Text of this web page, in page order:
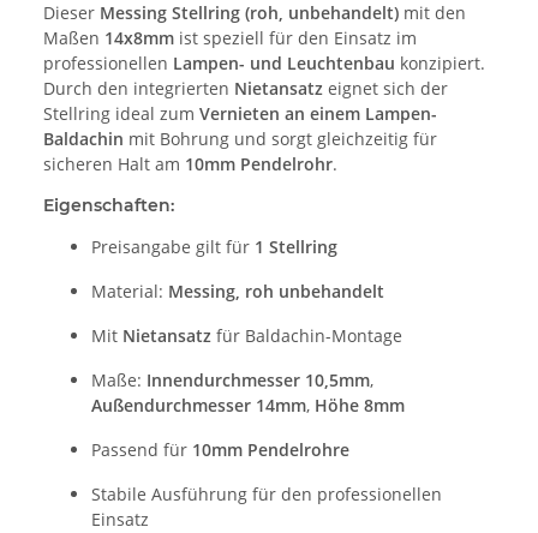
Dieser Messing Stellring (roh, unbehandelt) mit den
Maßen 14x8mm ist speziell für den Einsatz im
professionellen Lampen- und Leuchtenbau konzipiert.
Durch den integrierten Nietansatz eignet sich der
Stellring ideal zum Vernieten an einem Lampen-
Baldachin mit Bohrung und sorgt gleichzeitig für
sicheren Halt am 10mm Pendelrohr.
Eigenschaften:
Preisangabe gilt für 1 Stellring
Material: Messing, roh unbehandelt
Mit Nietansatz für Baldachin-Montage
Maße: Innendurchmesser 10,5mm,
Außendurchmesser 14mm, Höhe 8mm
Passend für 10mm Pendelrohre
Stabile Ausführung für den professionellen
Einsatz